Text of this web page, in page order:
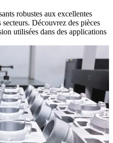
robustes aux excellentes
Découvrez des pièces
utilisées dans des applications